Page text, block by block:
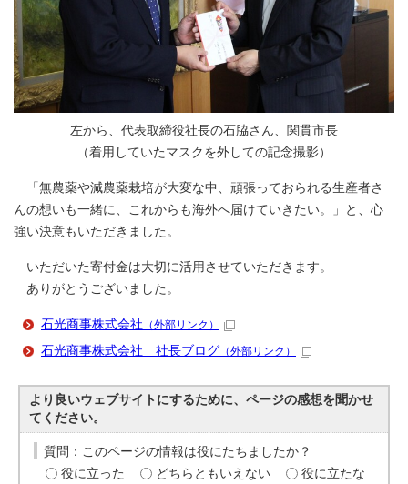
左から、代表取締役社長の石脇さん、関貫市長
（着用していたマスクを外しての記念撮影）
「無農薬や減農薬栽培が大変な中、頑張っておられる生産者さ
んの想いも一緒に、これからも海外へ届けていきたい。」と、心
強い決意もいただきました。
いただいた寄付金は大切に活用させていただきます。
ありがとうございました。
石光商事株式会社 （外部リンク）
石光商事株式会社 社長ブログ （外部リンク）
より良いウェブサイトにするために、ページの感想を聞かせ
てください。
質問：このページの情報は役にたちましたか？
役に立った
どちらともいえない
役に立たな